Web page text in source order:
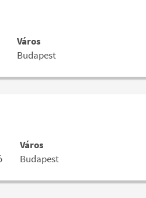
Város
Budapest
Város
Budapest